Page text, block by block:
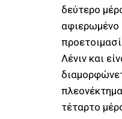
δεύτερο
αφιερωμένο
Λένιν και
τέταρτο